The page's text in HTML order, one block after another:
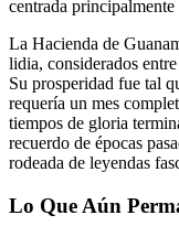
centrada principalmente
La Hacienda de
lidia, considerados
Su prosperidad fue tal
requería un mes
tiempos de gloria
recuerdo de épocas
rodeada de leyendas
Lo Que Aún